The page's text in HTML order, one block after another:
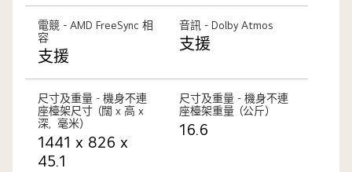
電競 - AMD FreeSync 相
容
支援
音訊 - Dolby Atmos
支援
尺寸及重量 - 機身不連
座檯架尺寸（闊 x 高 x
深，毫米）
1441 x 826 x
45.1
尺寸及重量 - 機身不連
座檯架重量（公斤）
16.6